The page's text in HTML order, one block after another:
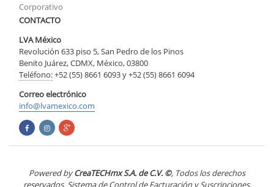
Corporativo
CONTACTO
LVA México
Revolución 633 piso 5, San Pedro de los Pinos
Benito Juárez, CDMX, México, 03800
Teléfono:+52 (55) 8661 6093 y +52 (55) 8661 6094
Correo electrónico
info@lvamexico.com
Powered byCreaTECHmx S.A. de C.V. ©, Todos los derechos
reservados, Sistema de Control de Facturación y Suscripciones.